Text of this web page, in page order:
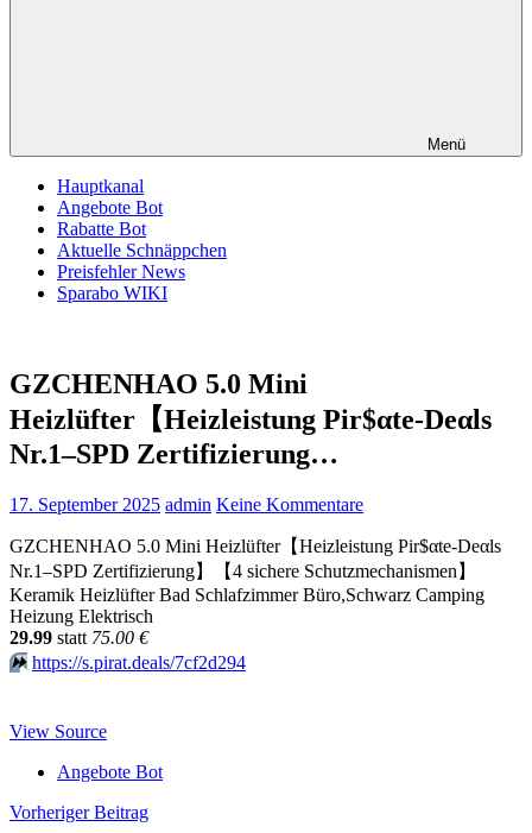
Menü
Hauptkanal
Angebote Bot
Rabatte Bot
Aktuelle Schnäppchen
Preisfehler News
Sparabo WIKI
GZCHENHAO 5.0 Mini
Heizlüfter【Heizleistung Pir$αtе-Dеαls
Nr.1–SPD Zertifizierung…
17. September 2025 admin Keine Kommentare
GZCHENHAO 5.0 Mini Heizlüfter【Heizleistung Pir$αtе-Dеαls
Nr.1–SPD Zertifizierung】【4 sichere Schutzmechanismen】
Keramik Heizlüfter Bad Schlafzimmer Büro,Schwarz Camping
Heizung Elektrisch
29.99 statt 75.00 €
⏩️ https://s.pirat.deals/7cf2d294
View Source
Angebote Bot
Beitragsnavigation
Vorheriger Beitrag